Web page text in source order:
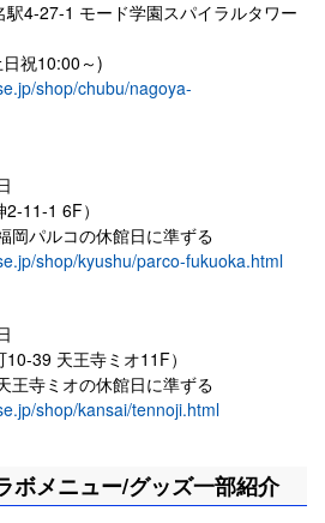
駅4-27-1 モード学園スパイラルタワー
祝10:00～)
shop/chubu/nagoya-
11-1 6F）
岡パルコの休館日に準ずる
shop/kyushu/parco-fukuoka.html
10-39 天王寺ミオ11F）
王寺ミオの休館日に準ずる
shop/kansai/tennoji.html
ボメニュー/グッズ一部紹介